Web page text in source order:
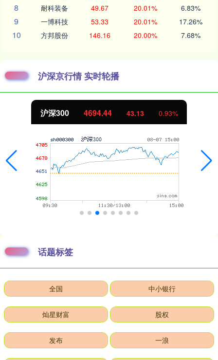
8 耐科装备 49.67 20.01% 6.83%
9 一博科技 53.33 20.01% 17.26%
10 方邦股份 146.16 20.00% 7.68%
沪深京行情 实时轮播
沪深300 4694.44 43.13 0.93%
话题标签
全国 中小银行
灿星财富 股权
发布 一浪